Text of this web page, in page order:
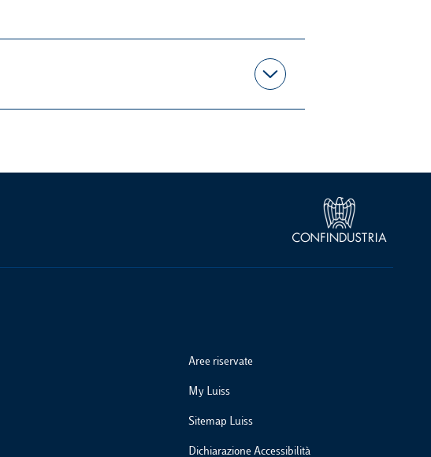
Aree riservate
My Luiss
Sitemap Luiss
Dichiarazione Accessibilità